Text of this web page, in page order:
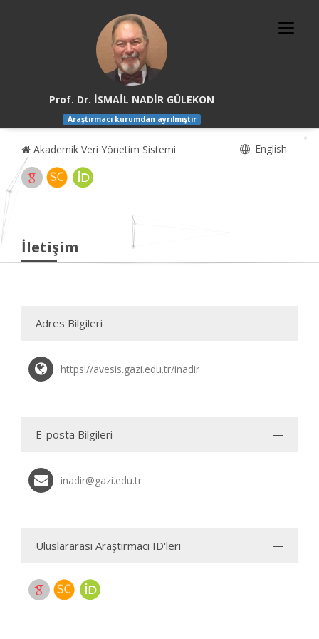
Prof. Dr. İSMAİL NADİR GÜLEKON
Araştırmacı kurumdan ayrılmıştır
Akademik Veri Yönetim Sistemi English
İletişim
Adres Bilgileri
https://avesis.gazi.edu.tr/inadir
E-posta Bilgileri
inadir@gazi.edu.tr
Uluslararası Araştırmacı ID'leri